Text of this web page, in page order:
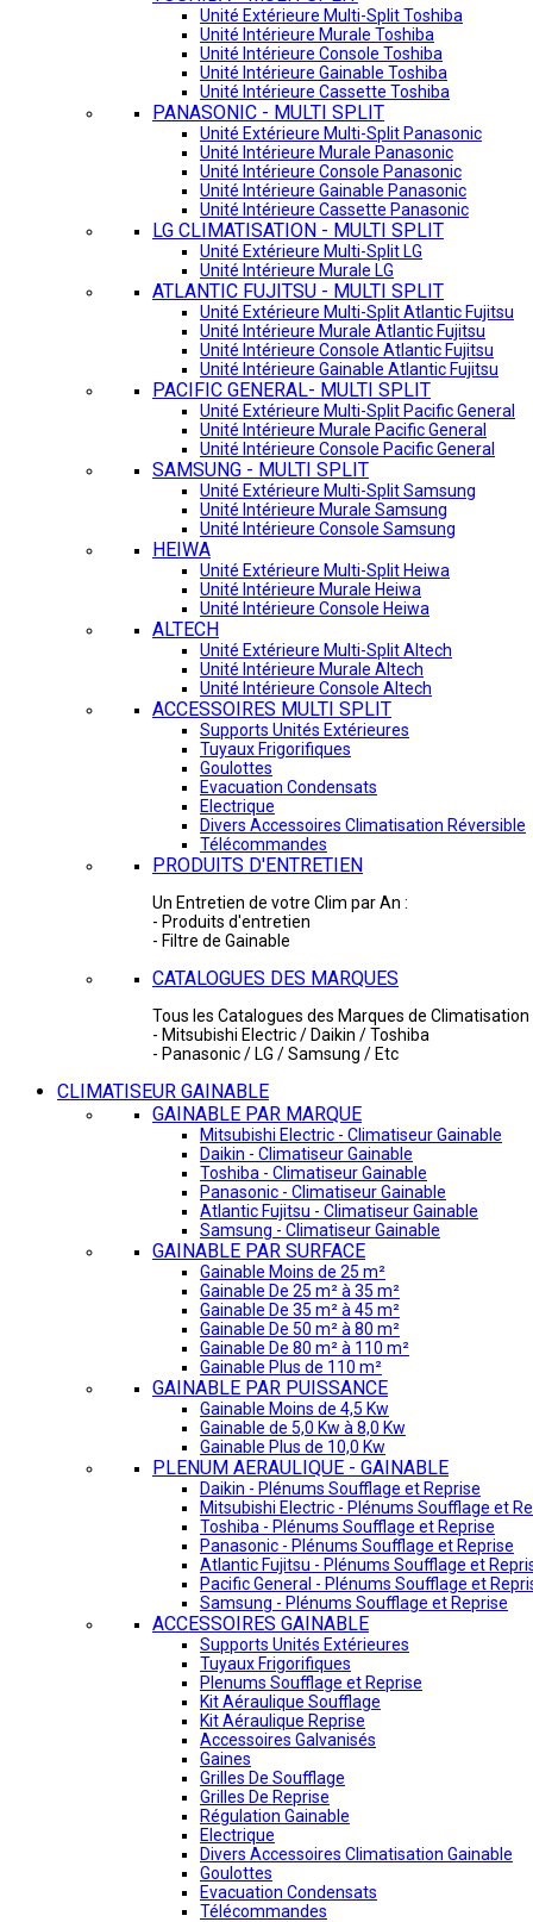
Unité Extérieure Multi-Split Toshiba
Unité Intérieure Murale Toshiba
Unité Intérieure Console Toshiba
Unité Intérieure Gainable Toshiba
Unité Intérieure Cassette Toshiba
PANASONIC - MULTI SPLIT
Unité Extérieure Multi-Split Panasonic
Unité Intérieure Murale Panasonic
Unité Intérieure Console Panasonic
Unité Intérieure Gainable Panasonic
Unité Intérieure Cassette Panasonic
LG CLIMATISATION - MULTI SPLIT
Unité Extérieure Multi-Split LG
Unité Intérieure Murale LG
ATLANTIC FUJITSU - MULTI SPLIT
Unité Extérieure Multi-Split Atlantic Fujitsu
Unité Intérieure Murale Atlantic Fujitsu
Unité Intérieure Console Atlantic Fujitsu
Unité Intérieure Gainable Atlantic Fujitsu
PACIFIC GENERAL- MULTI SPLIT
Unité Extérieure Multi-Split Pacific General
Unité Intérieure Murale Pacific General
Unité Intérieure Console Pacific General
SAMSUNG - MULTI SPLIT
Unité Extérieure Multi-Split Samsung
Unité Intérieure Murale Samsung
Unité Intérieure Console Samsung
HEIWA
Unité Extérieure Multi-Split Heiwa
Unité Intérieure Murale Heiwa
Unité Intérieure Console Heiwa
ALTECH
Unité Extérieure Multi-Split Altech
Unité Intérieure Murale Altech
Unité Intérieure Console Altech
ACCESSOIRES MULTI SPLIT
Supports Unités Extérieures
Tuyaux Frigorifiques
Goulottes
Evacuation Condensats
Electrique
Divers Accessoires Climatisation Réversible
Télécommandes
PRODUITS D'ENTRETIEN
Un Entretien de votre Clim par An :
- Produits d'entretien
- Filtre de Gainable
CATALOGUES DES MARQUES
Tous les Catalogues des Marques de Climatisation
- Mitsubishi Electric / Daikin / Toshiba
- Panasonic / LG / Samsung / Etc
CLIMATISEUR GAINABLE
GAINABLE PAR MARQUE
Mitsubishi Electric - Climatiseur Gainable
Daikin - Climatiseur Gainable
Toshiba - Climatiseur Gainable
Panasonic - Climatiseur Gainable
Atlantic Fujitsu - Climatiseur Gainable
Samsung - Climatiseur Gainable
GAINABLE PAR SURFACE
Gainable Moins de 25 m²
Gainable De 25 m² à 35 m²
Gainable De 35 m² à 45 m²
Gainable De 50 m² à 80 m²
Gainable De 80 m² à 110 m²
Gainable Plus de 110 m²
GAINABLE PAR PUISSANCE
Gainable Moins de 4,5 Kw
Gainable de 5,0 Kw à 8,0 Kw
Gainable Plus de 10,0 Kw
PLENUM AERAULIQUE - GAINABLE
Daikin - Plénums Soufflage et Reprise
Mitsubishi Electric - Plénums Soufflage et
Toshiba - Plénums Soufflage et Reprise
Panasonic - Plénums Soufflage et Reprise
Atlantic Fujitsu - Plénums Soufflage et
Pacific General - Plénums Soufflage et
Samsung - Plénums Soufflage et Reprise
ACCESSOIRES GAINABLE
Supports Unités Extérieures
Tuyaux Frigorifiques
Plenums Soufflage et Reprise
Kit Aéraulique Soufflage
Kit Aéraulique Reprise
Accessoires Galvanisés
Gaines
Grilles De Soufflage
Grilles De Reprise
Régulation Gainable
Electrique
Divers Accessoires Climatisation Gainable
Goulottes
Evacuation Condensats
Télécommandes